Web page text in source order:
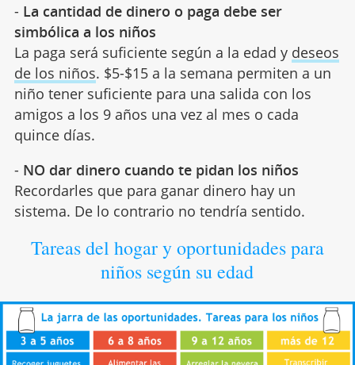
- La cantidad de dinero o paga debe ser
simbólica a los niños
La paga será suficiente según a la edad y deseos
de los niños. $5-$15 a la semana permiten a un
niño tener suficiente para una salida con los
amigos a los 9 años una vez al mes o cada
quince días.
- NO dar dinero cuando te pidan los niños
Recordarles que para ganar dinero hay un
sistema. De lo contrario no tendría sentido.
Tareas del hogar y oportunidades para
niños según su edad